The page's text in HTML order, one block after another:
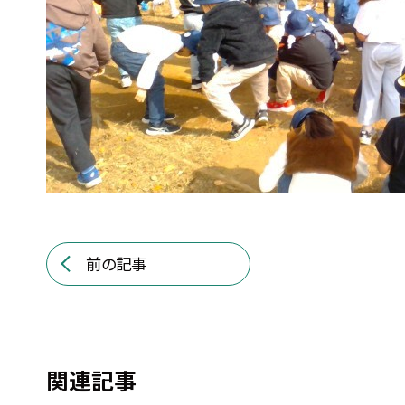
前の記事
関連記事